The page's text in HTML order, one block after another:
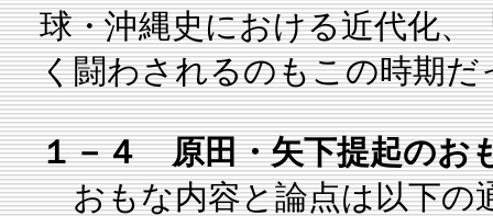
球・沖縄史における近代化、
く闘わされるのもこの時期だ
１－４ 原田・矢下提起のお
おもな内容と論点は以下の